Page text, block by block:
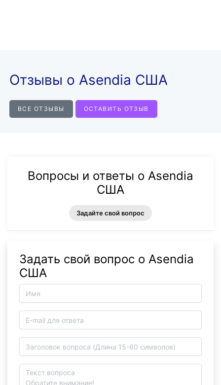
Отзывы о Asendia США
ВСЕ ОТЗЫВЫ ОСТАВИТЬ ОТЗЫВ
Вопросы и ответы о Asendia
США
Задайте свой вопрос
Задать свой вопрос о Asendia
США